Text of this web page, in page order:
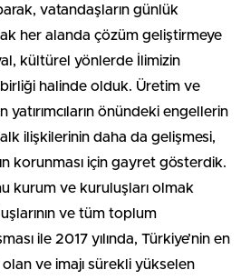
vatandaşların günlük
her alanda çözüm geliştirmeye
kültürel yönlerde İlimizin
halinde olduk. Üretim ve
önündeki engellerin
ilişkilerinin daha da gelişmesi,
korunması için gayret gösterdik.
kurum ve kuruluşları olmak
ve tüm toplum
ile 2017 yılında, Türkiye’nin en
ve imajı sürekli yükselen